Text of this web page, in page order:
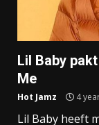
Lil Baby
Me
Hot Jamz 4
Lil Baby heeft